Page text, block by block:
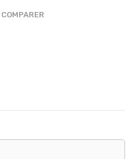
COMPARER